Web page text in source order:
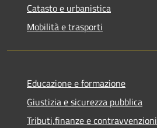
Catasto e urbanistica
Mobilità e trasporti
Educazione e formazione
Giustizia e sicurezza pubblica
Tributi,finanze e contravvenzioni